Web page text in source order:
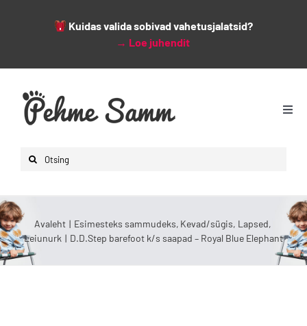
Kuidas valida sobivad vahetusjalatsid?
→ Loe juhendit
content
Search
Lapsed
Mehed
Lisad
Avaleht Esimesteks sammudeks Kevad/sügis Lapsed
Leiunurk
D.D.Step barefoot k/s saapad – Royal Blue Elephant